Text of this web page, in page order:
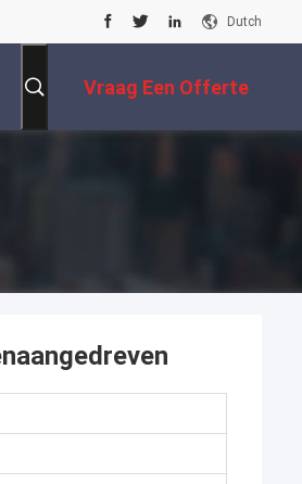
Dutch
Vraag Een Offerte